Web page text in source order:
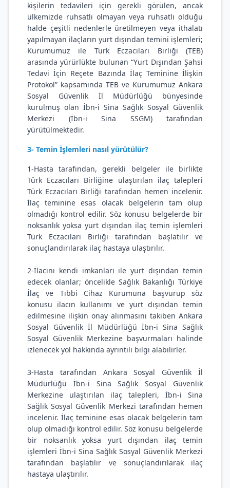
kişilerin tedavileri için gerekli görülen, ancak
ülkemizde ruhsatlı olmayan veya ruhsatlı olduğu
halde çeşitli nedenlerle üretilmeyen veya ithalatı
yapılmayan ilaçların yurt dışından temini işlemleri;
Kurumumuz ile Türk Eczacıları Birliği (TEB)
arasında yürürlükte bulunan “Yurt Dışından Şahsi
Tedavi İçin Reçete Bazında İlaç Teminine İlişkin
Protokol” kapsamında TEB ve Kurumumuz Ankara
Sosyal Güvenlik İl Müdürlüğü bünyesinde
kurulmuş olan İbn-i Sina Sağlık Sosyal Güvenlik
Merkezi (İbn-i Sina SSGM) tarafından
yürütülmektedir.
3- Temin İşlemleri nasıl yürütülür?
1-Hasta tarafından, gerekli belgeler ile birlikte
Türk Eczacıları Birliğine ulaştırılan ilaç talepleri
Türk Eczacıları Birliği tarafından hemen incelenir.
İlaç teminine esas olacak belgelerin tam olup
olmadığı kontrol edilir. Söz konusu belgelerde bir
noksanlık yoksa yurt dışından ilaç temin işlemleri
Türk Eczacıları Birliği tarafından başlatılır ve
sonuçlandırılarak ilaç hastaya ulaştırılır.
2-İlacını kendi imkanları ile yurt dışından temin
edecek olanlar; öncelikle Sağlık Bakanlığı Türkiye
İlaç ve Tıbbi Cihaz Kurumuna başvurup söz
konusu ilacın kullanımı ve yurt dışından temin
edilmesine ilişkin onay alınmasını takiben Ankara
Sosyal Güvenlik İl Müdürlüğü İbn-i Sina Sağlık
Sosyal Güvenlik Merkezine başvurmaları halinde
izlenecek yol hakkında ayrıntılı bilgi alabilirler.
3-Hasta tarafından Ankara Sosyal Güvenlik İl
Müdürlüğü İbn-i Sina Sağlık Sosyal Güvenlik
Merkezine ulaştırılan ilaç talepleri, İbn-i Sina
Sağlık Sosyal Güvenlik Merkezi tarafından hemen
incelenir. İlaç teminine esas olacak belgelerin tam
olup olmadığı kontrol edilir. Söz konusu belgelerde
bir noksanlık yoksa yurt dışından ilaç temin
işlemleri İbn-i Sina Sağlık Sosyal Güvenlik Merkezi
tarafından başlatılır ve sonuçlandırılarak ilaç
hastaya ulaştırılır.